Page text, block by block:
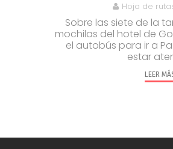
Hoja de
Sobre las siete de la
mochilas del hotel de
el autobús para ir a
estar
LEER